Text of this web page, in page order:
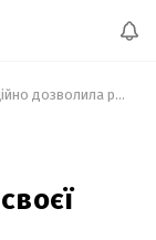
Швейцарія офіційно дозволила реекспорт своєї зброї до України